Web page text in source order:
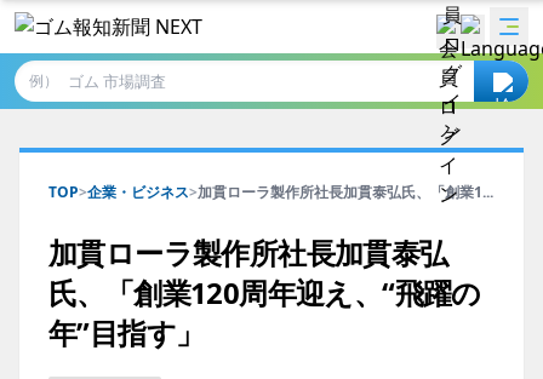
例）
TOP>企業・ビジネス>加貫ローラ製作所社長加貫泰弘氏、「創業1...
加貫ローラ製作所社長加貫泰弘
氏、「創業120周年迎え、“飛躍の
年”目指す」